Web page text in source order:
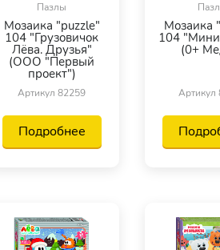
Пазлы
Мозаика "puzzle"
104 "Грузовичок
Лёва. Друзья"
(ООО "Первый
проект")
Артикул 82259
Подробнее
Мозаика
104
(0+
Артикул